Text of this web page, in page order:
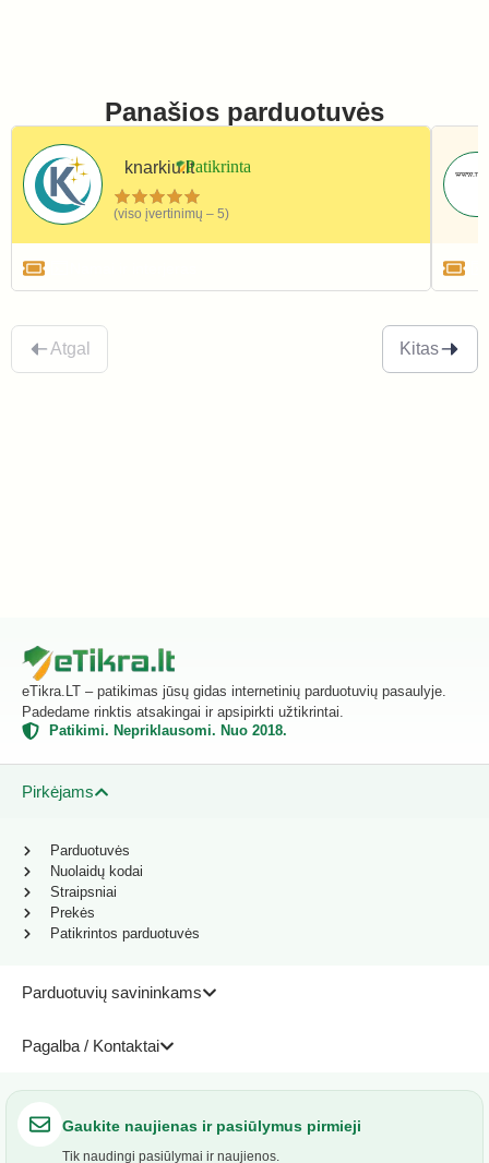
Panašios parduotuvės
knarkiu.lt
(viso įvertinimų – 5)
Atgal Kitas
eTikra.LT – patikimas jūsų gidas internetinių parduotuvių pasaulyje.
Padedame rinktis atsakingai ir apsipirkti užtikrintai.
Patikimi. Nepriklausomi. Nuo 2018.
Pirkėjams
Parduotuvių savininkams
Pagalba / Kontaktai
Parduotuvės
Nuolaidų kodai
Straipsniai
Prekės
Patikrintos parduotuvės
Gaukite naujienas ir pasiūlymus pirmieji
Tik naudingi pasiūlymai ir naujienos.